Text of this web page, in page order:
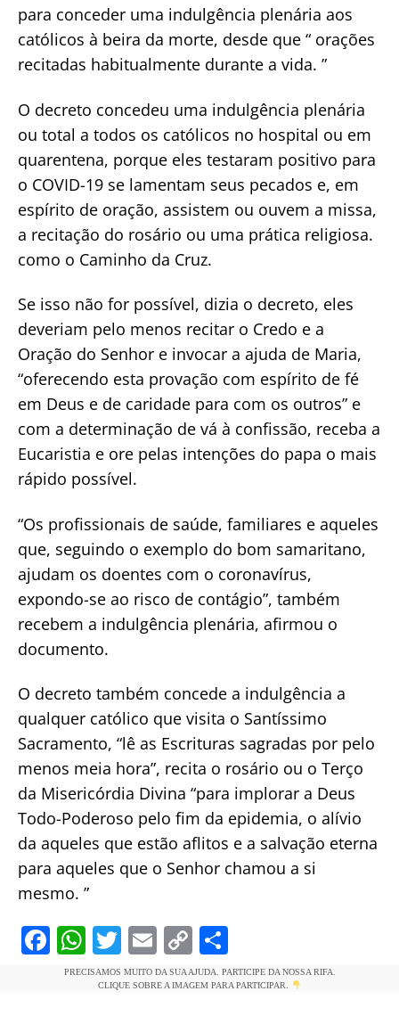
para conceder uma indulgência plenária aos
católicos à beira da morte, desde que “ orações
recitadas habitualmente durante a vida. ”
O decreto concedeu uma indulgência plenária
ou total a todos os católicos no hospital ou em
quarentena, porque eles testaram positivo para
o COVID-19 se lamentam seus pecados e, em
espírito de oração, assistem ou ouvem a missa,
a recitação do rosário ou uma prática religiosa.
como o Caminho da Cruz.
Se isso não for possível, dizia o decreto, eles
deveriam pelo menos recitar o Credo e a
Oração do Senhor e invocar a ajuda de Maria,
“oferecendo esta provação com espírito de fé
em Deus e de caridade para com os outros” e
com a determinação de vá à confissão, receba a
Eucaristia e ore pelas intenções do papa o mais
rápido possível.
“Os profissionais de saúde, familiares e aqueles
que, seguindo o exemplo do bom samaritano,
ajudam os doentes com o coronavírus,
expondo-se ao risco de contágio”, também
recebem a indulgência plenária, afirmou o
documento.
O decreto também concede a indulgência a
qualquer católico que visita o Santíssimo
Sacramento, “lê as Escrituras sagradas por pelo
menos meia hora”, recita o rosário ou o Terço
da Misericórdia Divina “para implorar a Deus
Todo-Poderoso pelo fim da epidemia, o alívio
da aqueles que estão aflitos e a salvação eterna
para aqueles que o Senhor chamou a si
mesmo. ”
F
a
W
h
at
T
w
itt
E
m
ai
C
o
p
h
ar
PRECISAMOS MUITO DA SUA AJUDA. PARTICIPE DA NOSSA RIFA.
CLIQUE SOBRE A IMAGEM PARA PARTICIPAR.